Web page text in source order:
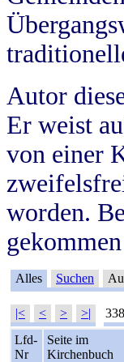
Autor
Er weist
von einer
worden.
Alles Suchen
|< < > >|
Lfd-
Nr
Seite im
Kirchenbuch